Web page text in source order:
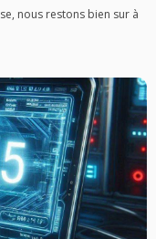
nous restons bien sur à